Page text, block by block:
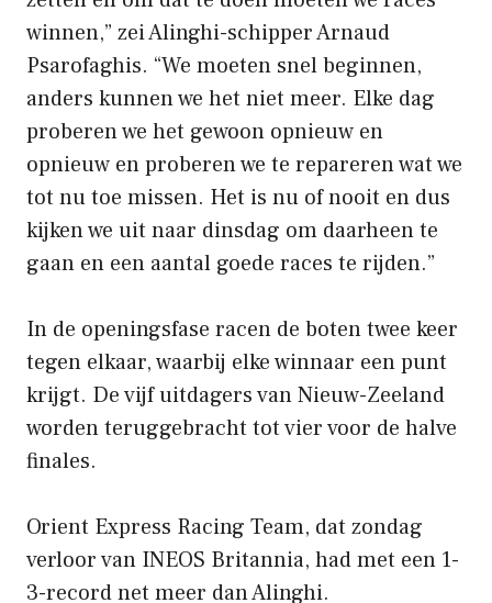
winnen,” zei Alinghi-schipper Arnaud
Psarofaghis. “We moeten snel beginnen,
anders kunnen we het niet meer. Elke dag
proberen we het gewoon opnieuw en
opnieuw en proberen we te repareren wat we
tot nu toe missen. Het is nu of nooit en dus
kijken we uit naar dinsdag om daarheen te
gaan en een aantal goede races te rijden.”
In de openingsfase racen de boten twee keer
tegen elkaar, waarbij elke winnaar een punt
krijgt. De vijf uitdagers van Nieuw-Zeeland
worden teruggebracht tot vier voor de halve
finales.
Orient Express Racing Team, dat zondag
verloor van INEOS Britannia, had met een 1-
3-record net meer dan Alinghi.